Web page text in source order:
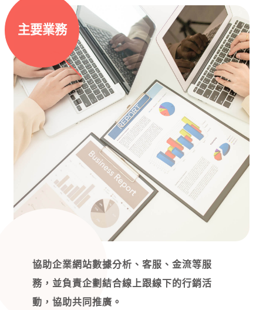
主要業務
協助企業網站數據分析、客服、金流等服
務，並負責企劃結合線上跟線下的行銷活
動，協助共同推廣。